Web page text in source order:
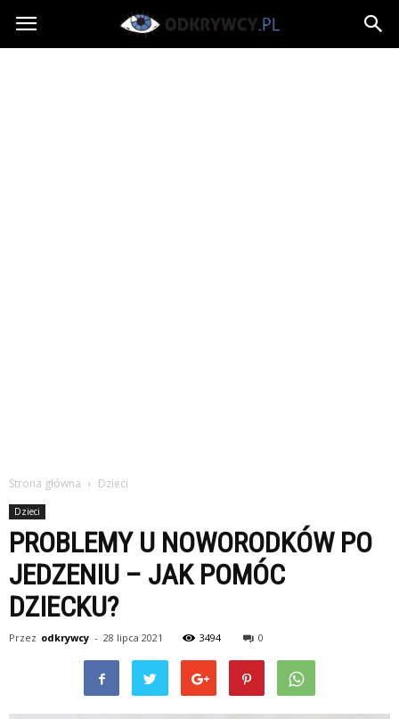
Odkrywcy.pl
Strona główna Dzieci
Dzieci
PROBLEMY U NOWORODKÓW PO
JEDZENIU – JAK POMÓC
DZIECKU?
Przez odkrywcy - 28 lipca 2021 3494 0